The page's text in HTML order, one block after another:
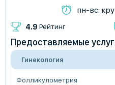
пн-вс:
4.9 Рейтинг
Предоставляемые
Гинекология
Фолликулометрия